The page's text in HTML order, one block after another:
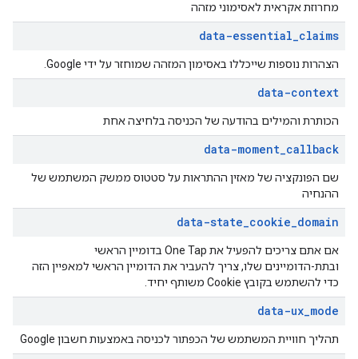
מחרוזת אקראית לאסימוני מזהה
data-essential_claims
הצהרות נוספות שייכללו באסימון המזהה שמוחזר על ידי Google.
data-context
הכותרת והמילים בהודעה של הכניסה בלחיצה אחת
data-moment_callback
שם הפונקציה של מאזין ההתראות על סטטוס ממשק המשתמש של
ההנחיה
data-state_cookie_domain
אם אתם צריכים להפעיל את One Tap בדומיין הראשי
ובתת-הדומיינים שלו, צריך להעביר את הדומיין הראשי למאפיין הזה
כדי להשתמש בקובץ Cookie משותף יחיד.
data-ux_mode
תהליך חוויית המשתמש של הכפתור לכניסה באמצעות חשבון Google